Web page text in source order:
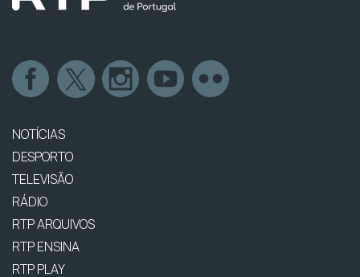
NOTÍCIAS
DESPORTO
TELEVISÃO
RÁDIO
RTP ARQUIVOS
RTP ENSINA
RTP PLAY